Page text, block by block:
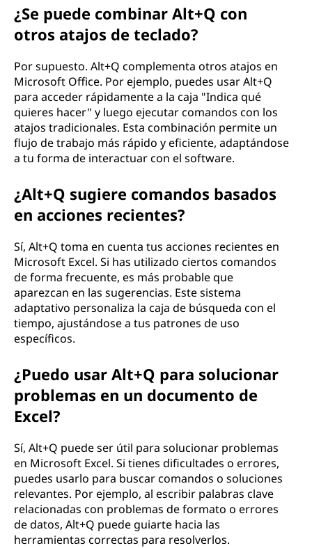
¿Se puede combinar Alt+Q con
otros atajos de teclado?
Por supuesto. Alt+Q complementa otros atajos en
Microsoft Office. Por ejemplo, puedes usar Alt+Q
para acceder rápidamente a la caja "Indica qué
quieres hacer" y luego ejecutar comandos con los
atajos tradicionales. Esta combinación permite un
flujo de trabajo más rápido y eficiente, adaptándose
a tu forma de interactuar con el software.
¿Alt+Q sugiere comandos basados
en acciones recientes?
Sí, Alt+Q toma en cuenta tus acciones recientes en
Microsoft Excel. Si has utilizado ciertos comandos
de forma frecuente, es más probable que
aparezcan en las sugerencias. Este sistema
adaptativo personaliza la caja de búsqueda con el
tiempo, ajustándose a tus patrones de uso
específicos.
¿Puedo usar Alt+Q para solucionar
problemas en un documento de
Excel?
Sí, Alt+Q puede ser útil para solucionar problemas
en Microsoft Excel. Si tienes dificultades o errores,
puedes usarlo para buscar comandos o soluciones
relevantes. Por ejemplo, al escribir palabras clave
relacionadas con problemas de formato o errores
de datos, Alt+Q puede guiarte hacia las
herramientas correctas para resolverlos.